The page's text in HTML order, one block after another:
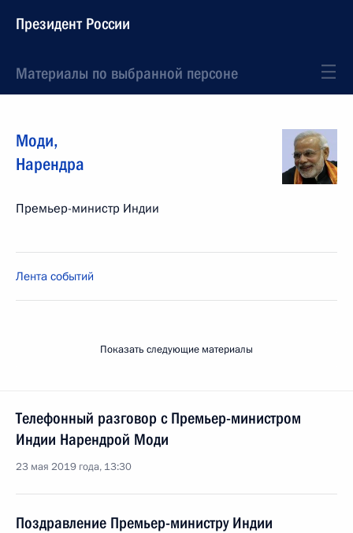
Президент России
Материалы по выбранной персоне
Моди,
Нарендра
Премьер-министр Индии
Лента событий
Показать следующие материалы
Телефонный разговор с Премьер-министром
Индии Нарендрой Моди
23 мая 2019 года, 13:30
Поздравление Премьер-министру Индии